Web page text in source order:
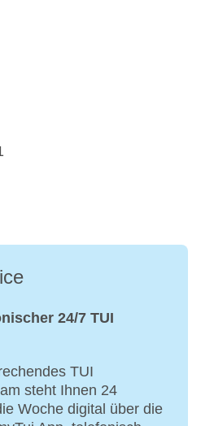
24/7 TUI
TUI
steht Ihnen 24
Woche digital über die